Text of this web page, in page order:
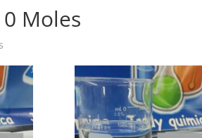
Moles